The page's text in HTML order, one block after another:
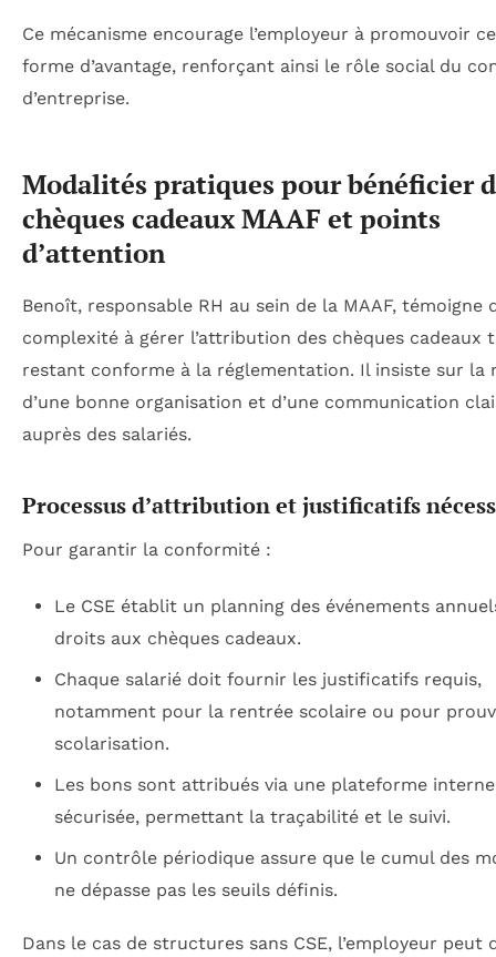
Ce mécanisme encourage l’employeur à promouvoir
forme d’avantage, renforçant ainsi le rôle social du
d’entreprise.
Modalités pratiques pour bénéficier
chèques cadeaux MAAF et points
d’attention
Benoît, responsable RH au sein de la MAAF, témoigne
complexité à gérer l’attribution des chèques cadeaux
restant conforme à la réglementation. Il insiste sur la
d’une bonne organisation et d’une communication
auprès des salariés.
Processus d’attribution et justificatifs
Pour garantir la conformité :
Le CSE établit un planning des événements
droits aux chèques cadeaux.
Chaque salarié doit fournir les justificatifs requis,
notamment pour la rentrée scolaire ou pour
scolarisation.
Les bons sont attribués via une plateforme interne
sécurisée, permettant la traçabilité et le suivi.
Un contrôle périodique assure que le cumul des
ne dépasse pas les seuils définis.
Dans le cas de structures sans CSE, l’employeur peut